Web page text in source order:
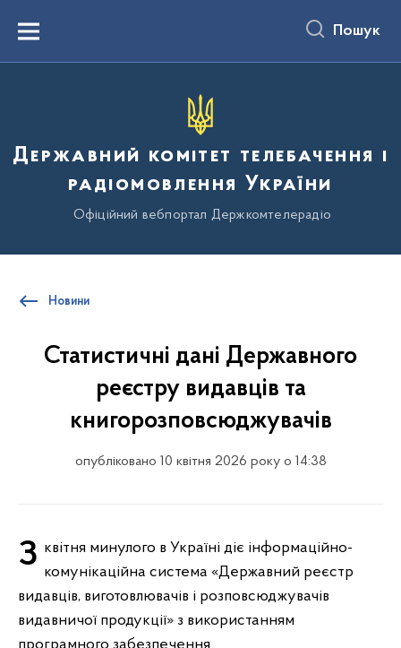
вмістуMenu Пошук
Державний комітет телебачення і
радіомовлення України
Офіційний вебпортал Держкомтелерадіо
Новини
Статистичні дані Державного
реєстру видавців та
книгорозповсюджувачів
опубліковано 10 квітня 2026 року о 14:38
З квітня минулого в Україні діє інформаційно- комунікаційна система «Державний реєстр
видавців, виготовлювачів і розповсюджувачів
видавничої продукції» з використанням